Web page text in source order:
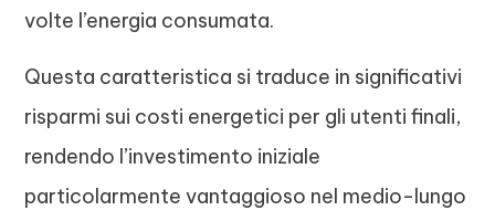
volte l’energia consumata.
Questa caratteristica si traduce in significativi
risparmi sui costi energetici per gli utenti finali,
rendendo l’investimento iniziale
particolarmente vantaggioso nel medio-lungo